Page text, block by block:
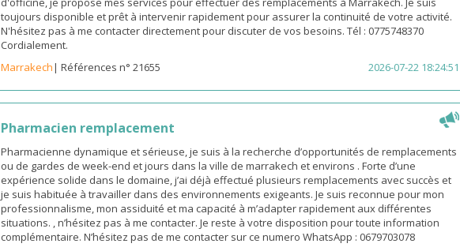
toujours disponible et prêt à intervenir rapidement pour assurer la continuité de votre activité.
N'hésitez pas à me contacter directement pour discuter de vos besoins. Tél : 0775748370
Cordialement.
Marrakech| Références n° 21655 2026-07-22 18:24:51
Pharmacien remplacement
Pharmacienne dynamique et sérieuse, je suis à la recherche d’opportunités de remplacements
ou de gardes de week-end et jours dans la ville de marrakech et environs . Forte d’une
expérience solide dans le domaine, j’ai déjà effectué plusieurs remplacements avec succès et
je suis habituée à travailler dans des environnements exigeants. Je suis reconnue pour mon
professionnalisme, mon assiduité et ma capacité à m’adapter rapidement aux différentes
situations. , n’hésitez pas à me contacter. Je reste à votre disposition pour toute information
complémentaire. N’hésitez pas de me contacter sur ce numero WhatsApp : 0679703078